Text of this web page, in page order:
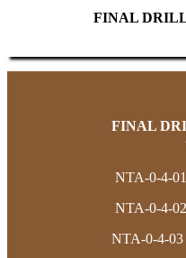
FINAL
FINAL
NTA-0-4-
NTA-0-4-
NTA-0-4-